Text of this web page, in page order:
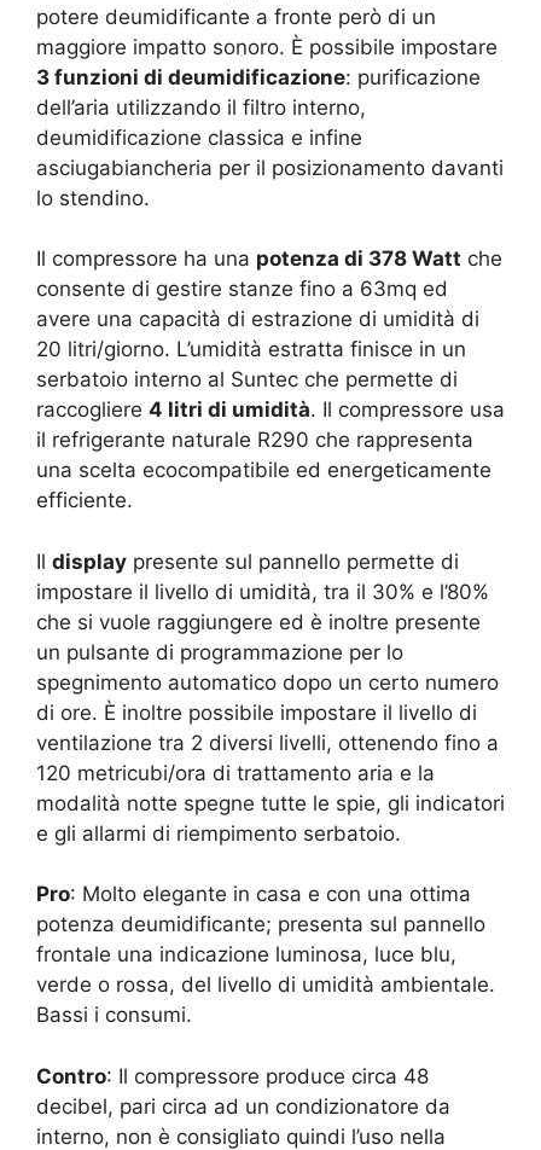
potere deumidificante a fronte però di un
maggiore impatto sonoro. È possibile impostare
3 funzioni di deumidificazione: purificazione
dell’aria utilizzando il filtro interno,
deumidificazione classica e infine
asciugabiancheria per il posizionamento davanti
lo stendino.
Il compressore ha una potenza di 378 Watt che
consente di gestire stanze fino a 63mq ed
avere una capacità di estrazione di umidità di
20 litri/giorno. L’umidità estratta finisce in un
serbatoio interno al Suntec che permette di
raccogliere 4 litri di umidità. Il compressore usa
il refrigerante naturale R290 che rappresenta
una scelta ecocompatibile ed energeticamente
efficiente.
Il display presente sul pannello permette di
impostare il livello di umidità, tra il 30% e l’80%
che si vuole raggiungere ed è inoltre presente
un pulsante di programmazione per lo
spegnimento automatico dopo un certo numero
di ore. È inoltre possibile impostare il livello di
ventilazione tra 2 diversi livelli, ottenendo fino a
120 metricubi/ora di trattamento aria e la
modalità notte spegne tutte le spie, gli indicatori
e gli allarmi di riempimento serbatoio.
Pro: Molto elegante in casa e con una ottima
potenza deumidificante; presenta sul pannello
frontale una indicazione luminosa, luce blu,
verde o rossa, del livello di umidità ambientale.
Bassi i consumi.
Contro: Il compressore produce circa 48
decibel, pari circa ad un condizionatore da
interno, non è consigliato quindi l’uso nella